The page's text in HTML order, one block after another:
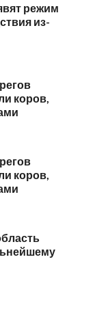
режим
из-
коров,
коров,